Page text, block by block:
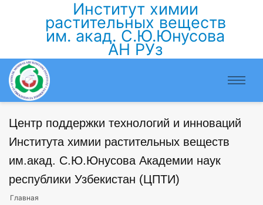
Институт химии
растительных веществ
им. акад. С.Ю.Юнусова
АН РУз
Центр поддержки технологий и инноваций
Института химии растительных веществ
им.акад. С.Ю.Юнусова Академии наук
республики Узбекистан (ЦПТИ)
Главная